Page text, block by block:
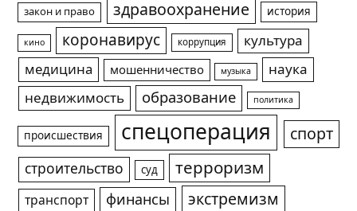
закон и право здравоохранение история
кино коронавирус коррупция
культура
медицина
мошенничество музыка
наука
недвижимость
образование политика
происшествия спецоперация спорт
строительство суд терроризм
транспорт финансы экстремизм